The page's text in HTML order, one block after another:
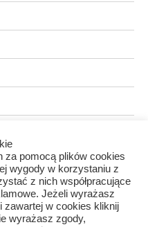
za pomocą plików cookies
wygody w korzystaniu z
z nich współpracujące
Jeżeli wyrażasz
zawartej w cookies kliknij
wyrażasz zgody,